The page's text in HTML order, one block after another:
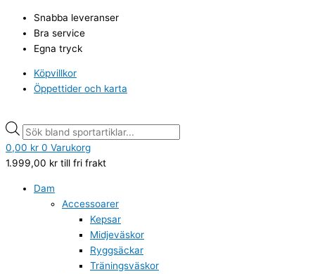
innehåll
Snabba leveranser
Bra service
Egna tryck
Köpvillkor
Öppettider och karta
search
0,00 kr 0 Varukorg
1.999,00 kr till fri frakt
Dam
Accessoarer
Kepsar
Midjeväskor
Ryggsäckar
Träningsväskor
search
Trinity
AC+